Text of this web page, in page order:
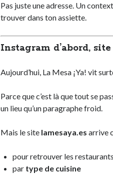
Pas juste une adresse. Un
trouver dans ton assiette.
Instagram d’abord,
Aujourd’hui, La Mesa ¡Ya! vit
Parce que c’est là que tout se
un lieu qu’un paragraphe froid.
Mais le site lamesaya.es arrive
pour retrouver les
par type de cuisine